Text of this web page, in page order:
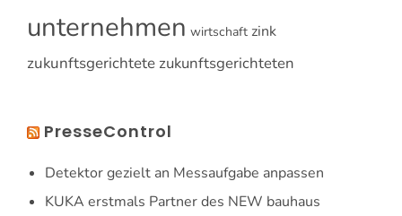
unternehmen wirtschaft zink
zukunftsgerichtete zukunftsgerichteten
PresseControl
Detektor gezielt an Messaufgabe anpassen
KUKA erstmals Partner des NEW bauhaus